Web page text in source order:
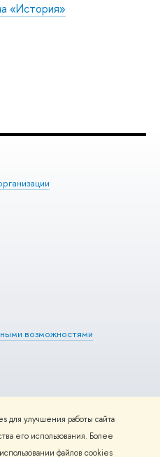
для улучшения работы сайта
его использования. Более
файлов cookies
«История»
возможностями
Редактору